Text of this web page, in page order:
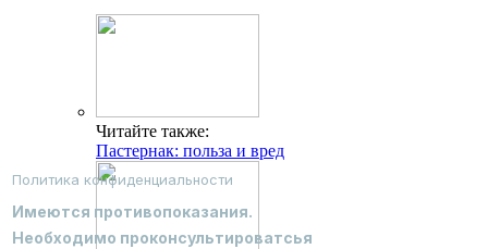
Читайте также:
Пастернак: польза и вред
Политика конфиденциальности
Имеются противопоказания.
Необходимо проконсультироватсья